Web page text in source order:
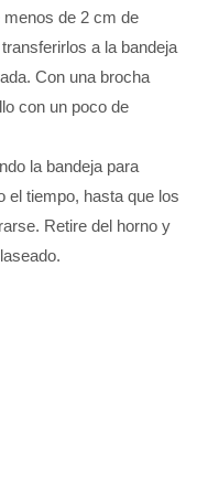
de 2 cm de
a la bandeja
Con una brocha
con un poco de
la bandeja para
el tiempo, hasta que los
Retire del horno y